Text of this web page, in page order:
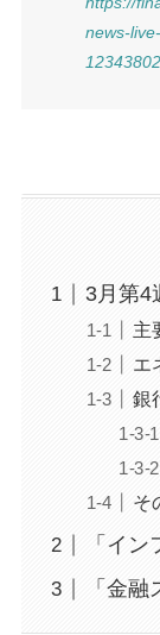
news-
3月第4
主
エ
銀
そ
「イ
「金融